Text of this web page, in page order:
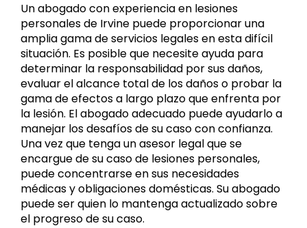
Un abogado con experiencia en lesiones
personales de Irvine puede proporcionar una
amplia gama de servicios legales en esta difícil
situación. Es posible que necesite ayuda para
determinar la responsabilidad por sus daños,
evaluar el alcance total de los daños o probar la
gama de efectos a largo plazo que enfrenta por
la lesión. El abogado adecuado puede ayudarlo a
manejar los desafíos de su caso con confianza.
Una vez que tenga un asesor legal que se
encargue de su caso de lesiones personales,
puede concentrarse en sus necesidades
médicas y obligaciones domésticas. Su abogado
puede ser quien lo mantenga actualizado sobre
el progreso de su caso.